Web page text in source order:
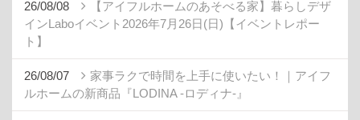
26/08/08
【アイフルホームのあそべる家】暮らしデザ
インLaboイベント2026年7月26日(日)【イベントレポー
ト】
26/08/07
家事ラクで時間を上手に使いたい！｜アイフ
ルホームの新商品『LODINA -ロディナ-』